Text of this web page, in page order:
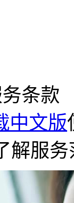
条款
中文版
解服